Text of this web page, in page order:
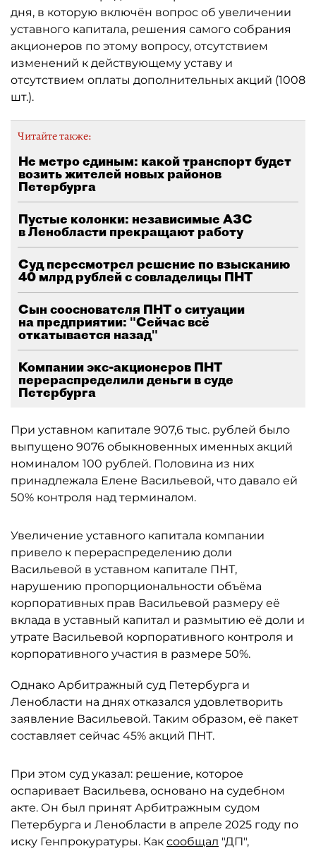
дня, в которую включён вопрос об увеличении
уставного капитала, решения самого собрания
акционеров по этому вопросу, отсутствием
изменений к действующему уставу и
отсутствием оплаты дополнительных акций (1008
шт.).
Читайте также:
Не метро единым: какой транспорт будет
возить жителей новых районов
Петербурга
Пустые колонки: независимые АЗС
в Ленобласти прекращают работу
Суд пересмотрел решение по взысканию
40 млрд рублей с совладелицы ПНТ
Сын сооснователя ПНТ о ситуации
на предприятии: "Сейчас всё
откатывается назад"
Компании экс-акционеров ПНТ
перераспределили деньги в суде
Петербурга
При уставном капитале 907,6 тыс. рублей было
выпущено 9076 обыкновенных именных акций
номиналом 100 рублей. Половина из них
принадлежала Елене Васильевой, что давало ей
50% контроля над терминалом.
Увеличение уставного капитала компании
привело к перераспределению доли
Васильевой в уставном капитале ПНТ,
нарушению пропорциональности объёма
корпоративных прав Васильевой размеру её
вклада в уставный капитал и размытию её доли и
утрате Васильевой корпоративного контроля и
корпоративного участия в размере 50%.
Однако Арбитражный суд Петербурга и
Ленобласти на днях отказался удовлетворить
заявление Васильевой. Таким образом, её пакет
составляет сейчас 45% акций ПНТ.
При этом суд указал: решение, которое
оспаривает Васильева, основано на судебном
акте. Он был принят Арбитражным судом
Петербурга и Ленобласти в апреле 2025 году по
иску Генпрокуратуры. Как сообщал "ДП",